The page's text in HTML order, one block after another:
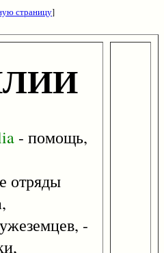
страницу]
- помощь,
отряды
-